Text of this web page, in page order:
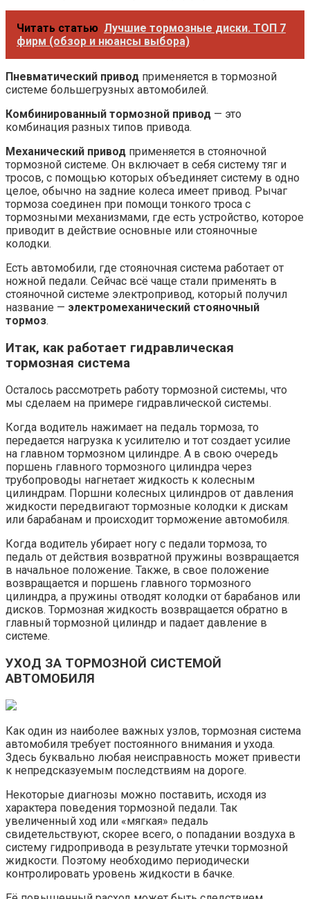
Читать статью Лучшие тормозные диски. ТОП 7
фирм (обзор и нюансы выбора)
Пневматический привод применяется в тормозной
системе большегрузных автомобилей.
Комбинированный тормозной привод — это
комбинация разных типов привода.
Механический привод применяется в стояночной
тормозной системе. Он включает в себя систему тяг и
тросов, с помощью которых объединяет систему в одно
целое, обычно на задние колеса имеет привод. Рычаг
тормоза соединен при помощи тонкого троса с
тормозными механизмами, где есть устройство, которое
приводит в действие основные или стояночные
колодки.
Есть автомобили, где стояночная система работает от
ножной педали. Сейчас всё чаще стали применять в
стояночной системе электропривод, который получил
название — электромеханический стояночный
тормоз.
Итак, как работает гидравлическая
тормозная система
Осталось рассмотреть работу тормозной системы, что
мы сделаем на примере гидравлической системы.
Когда водитель нажимает на педаль тормоза, то
передается нагрузка к усилителю и тот создает усилие
на главном тормозном цилиндре. А в свою очередь
поршень главного тормозного цилиндра через
трубопроводы нагнетает жидкость к колесным
цилиндрам. Поршни колесных цилиндров от давления
жидкости передвигают тормозные колодки к дискам
или барабанам и происходит торможение автомобиля.
Когда водитель убирает ногу с педали тормоза, то
педаль от действия возвратной пружины возвращается
в начальное положение. Также, в свое положение
возвращается и поршень главного тормозного
цилиндра, а пружины отводят колодки от барабанов или
дисков. Тормозная жидкость возвращается обратно в
главный тормозной цилиндр и падает давление в
системе.
УХОД ЗА ТОРМОЗНОЙ СИСТЕМОЙ
АВТОМОБИЛЯ
Как один из наиболее важных узлов, тормозная система
автомобиля требует постоянного внимания и ухода.
Здесь буквально любая неисправность может привести
к непредсказуемым последствиям на дороге.
Некоторые диагнозы можно поставить, исходя из
характера поведения тормозной педали. Так
увеличенный ход или «мягкая» педаль
свидетельствуют, скорее всего, о попадании воздуха в
систему гидропривода в результате утечки тормозной
жидкости. Поэтому необходимо периодически
контролировать уровень жидкости в бачке.